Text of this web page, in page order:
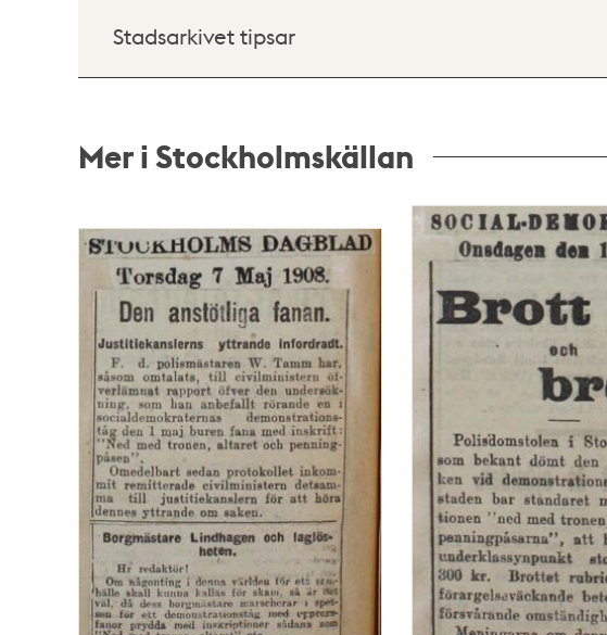
Stadsarkivet tipsar
Mer i Stockholmskällan
poster
teman